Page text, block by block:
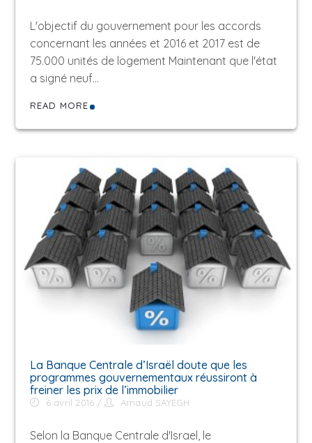
L'objectif du gouvernement pour les accords
concernant les années et 2016 et 2017 est de
75.000 unités de logement Maintenant que l'état
a signé neuf…
READ MORE
La Banque Centrale d’Israël doute que les
programmes gouvernementaux réussiront à
freiner les prix de l’immobilier
6 avril 2016 Arnaud SAYEGH
Selon la Banque Centrale d'Israel, le